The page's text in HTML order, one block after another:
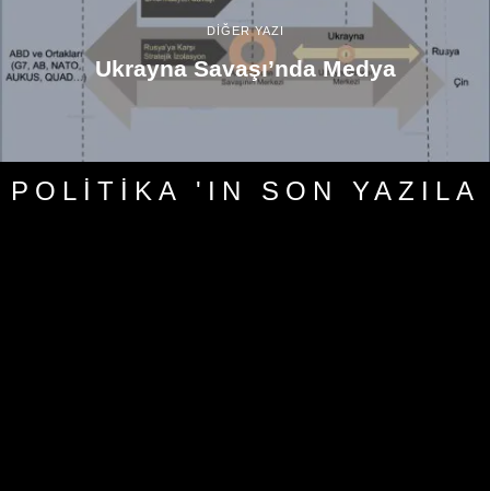
DİĞER YAZI
Ukrayna Savaşı’nda Medya
POLITIKA 'IN SON